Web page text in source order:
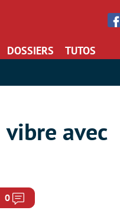
DOSSIERS TUTOS
avec
0 Commentaires